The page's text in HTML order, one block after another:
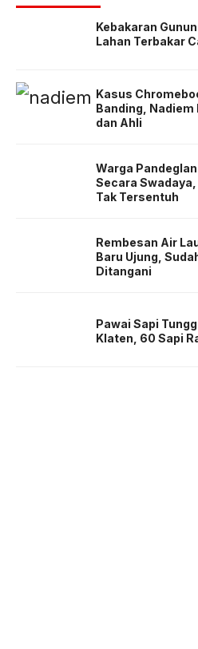
Kebakaran
Lahan Terbakar
Kasus
Banding, Nadiem
dan Ahli
Warga
Secara
Tak Tersentuh
Rembesan Air
Baru Ujung,
Ditangani
Pawai Sapi
Klaten, 60 Sapi